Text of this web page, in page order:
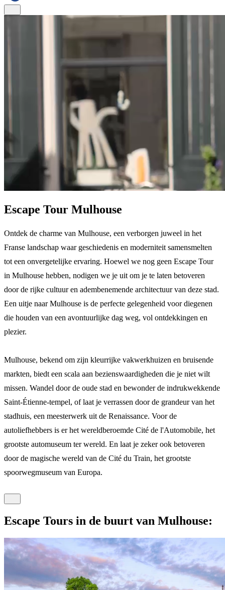
Escape Tour Mulhouse
Ontdek de charme van Mulhouse, een verborgen juweel in het
Franse landschap waar geschiedenis en moderniteit samensmelten
tot een onvergetelijke ervaring. Hoewel we nog geen Escape Tour
in Mulhouse hebben, nodigen we je uit om je te laten betoveren
door de rijke cultuur en adembenemende architectuur van deze stad.
Een uitje naar Mulhouse is de perfecte gelegenheid voor diegenen
die houden van een avontuurlijke dag weg, vol ontdekkingen en
plezier.
Mulhouse, bekend om zijn kleurrijke vakwerkhuizen en bruisende
markten, biedt een scala aan bezienswaardigheden die je niet wilt
missen. Wandel door de oude stad en bewonder de indrukwekkende
Saint-Étienne-tempel, of laat je verrassen door de grandeur van het
stadhuis, een meesterwerk uit de Renaissance. Voor de
autoliefhebbers is er het wereldberoemde Cité de l'Automobile, het
grootste automuseum ter wereld. En laat je zeker ook betoveren
door de magische wereld van de Cité du Train, het grootste
spoorwegmuseum van Europa.
Escape Tours in de buurt van Mulhouse: